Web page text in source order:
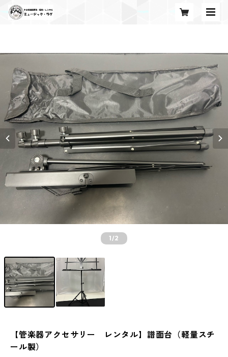
1/2
【管楽器アクセサリー レンタル】譜面台（軽量スチ
ール製）